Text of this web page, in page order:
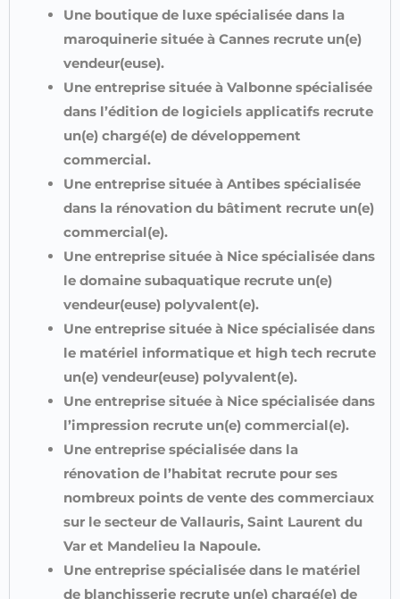
Une boutique de luxe spécialisée dans la
maroquinerie située à Cannes recrute un(e)
vendeur(euse).
Une entreprise située à Valbonne spécialisée
dans l’édition de logiciels applicatifs recrute
un(e) chargé(e) de développement
commercial.
Une entreprise située à Antibes spécialisée
dans la rénovation du bâtiment recrute un(e)
commercial(e).
Une entreprise située à Nice spécialisée dans
le domaine subaquatique recrute un(e)
vendeur(euse) polyvalent(e).
Une entreprise située à Nice spécialisée dans
le matériel informatique et high tech recrute
un(e) vendeur(euse) polyvalent(e).
Une entreprise située à Nice spécialisée dans
l’impression recrute un(e) commercial(e).
Une entreprise spécialisée dans la
rénovation de l’habitat recrute pour ses
nombreux points de vente des commerciaux
sur le secteur de Vallauris, Saint Laurent du
Var et Mandelieu la Napoule.
Une entreprise spécialisée dans le matériel
de blanchisserie recrute un(e) chargé(e) de